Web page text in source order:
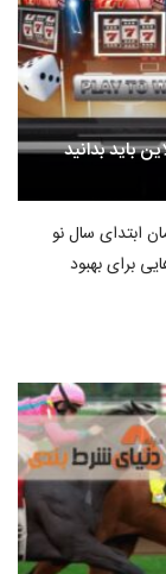
ابتدای سال نو
برای بهبود